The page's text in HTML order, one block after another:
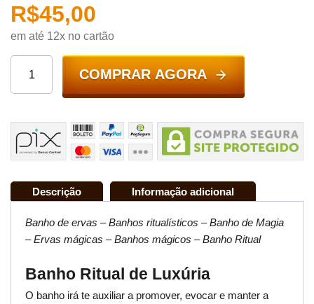
R$45,00
em até 12x no cartão
COMPRAR AGORA
Descrição Informação adicional
Banho de ervas – Banhos ritualísticos – Banho de Magia
– Ervas mágicas – Banhos mágicos – Banho Ritual
Banho Ritual de Luxúria
O banho irá te auxiliar a promover, evocar e manter a